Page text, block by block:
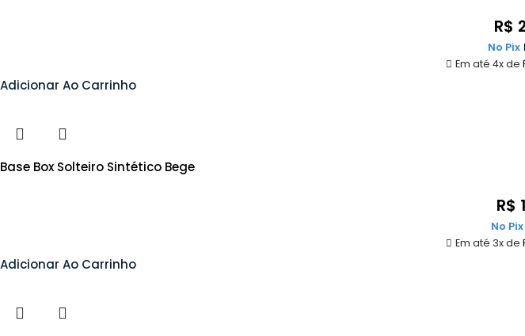
R$
Em até 4x de
No Pix
Adicionar Ao Carrinho
Base Box Solteiro Sintético Bege
R$
Em até 3x de
No Pix
Adicionar Ao Carrinho